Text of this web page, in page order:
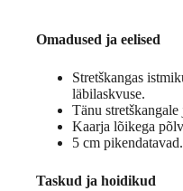
Omadused ja eelised
Stretškangas
läbilaskvuse.
Tänu
Kaarja lõikega
5 cm pikendatavad.
Taskud ja hoidikud